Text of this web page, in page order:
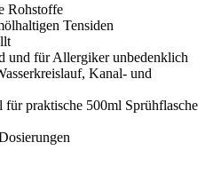
Rohstoffe
Tensiden
und für Allergiker unbedenklich
Kanal- und
praktische 500ml Sprühflasche